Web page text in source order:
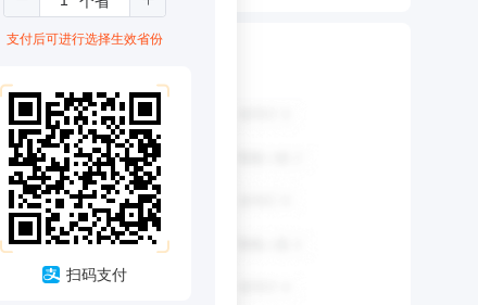
支付后可进行选择生效省份
扫码支付